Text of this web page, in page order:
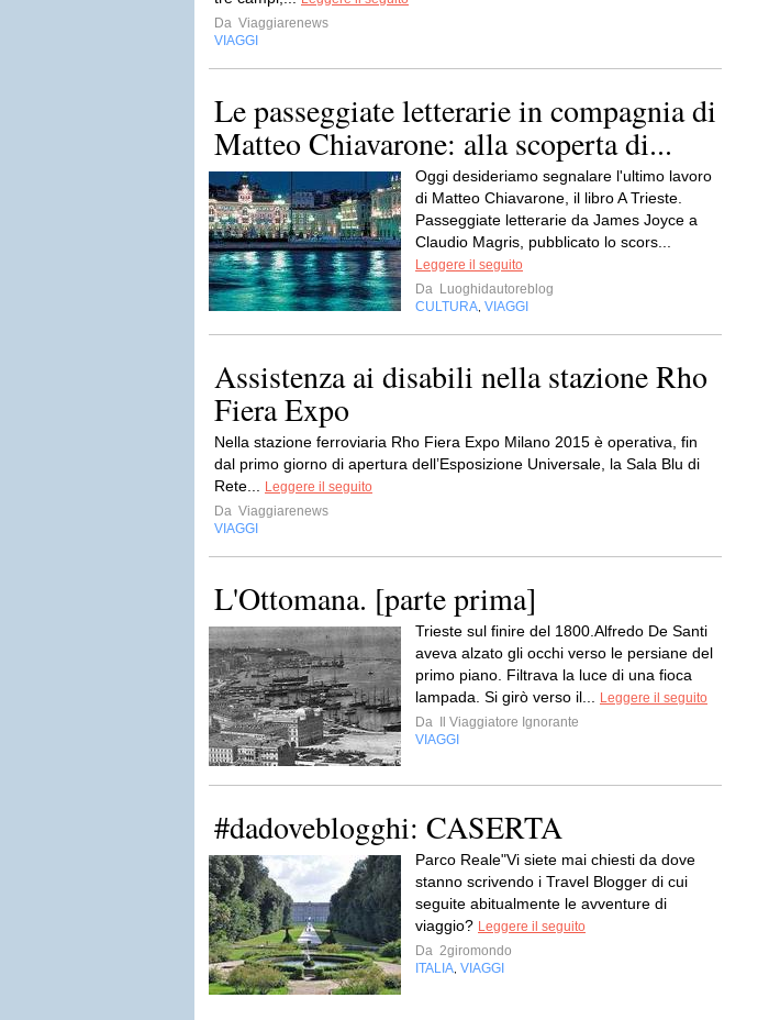
Da Viaggiarenews
VIAGGI
Le passeggiate letterarie in compagnia di
Matteo Chiavarone: alla scoperta di...
Oggi desideriamo segnalare l'ultimo lavoro
di Matteo Chiavarone, il libro A Trieste.
Passeggiate letterarie da James Joyce a
Claudio Magris, pubblicato lo scors...
Leggere il seguito
Da Luoghidautoreblog
CULTURA VIAGGI
Assistenza ai disabili nella stazione Rho
Fiera Expo
Nella stazione ferroviaria Rho Fiera Expo Milano 2015 è operativa, fin
dal primo giorno di apertura dell’Esposizione Universale, la Sala Blu di
Rete...
Leggere il seguito
Da Viaggiarenews
VIAGGI
L'Ottomana. [parte prima]
Trieste sul finire del 1800.Alfredo De Santi
aveva alzato gli occhi verso le persiane del
primo piano. Filtrava la luce di una fioca
lampada. Si girò verso il...
Leggere il seguito
Da
Il Viaggiatore Ignorante
VIAGGI
#dadoveblogghi: CASERTA
Parco Reale"Vi siete mai chiesti da dove
stanno scrivendo i Travel Blogger di cui
seguite abitualmente le avventure di
viaggio? Leggere il seguito
Da 2giromondo
ITALIA VIAGGI